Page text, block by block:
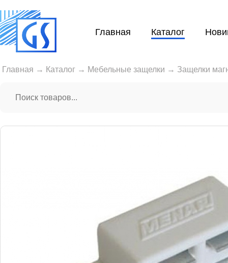
Главная Каталог
Главная → Каталог → Мебельные защелки → Защелки